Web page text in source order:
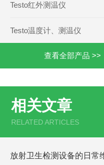
Testo红外测温仪
Testo温度计、测温仪
查看全部产品 >>
相关文章
RELATED ARTICLES